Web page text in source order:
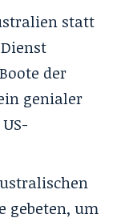
statt
der
genialer
gebeten, um